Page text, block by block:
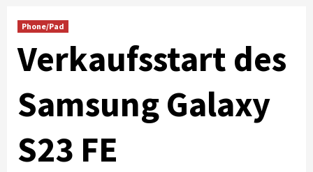
Phone/Pad
Verkaufsstart des
Samsung Galaxy
S23 FE